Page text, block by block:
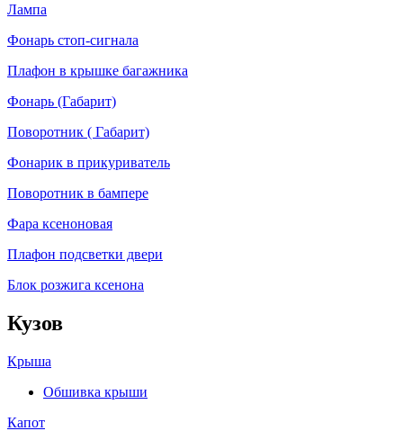
Лампа
Фонарь стоп-сигнала
Плафон в крышке багажника
Фонарь (Габарит)
Поворотник ( Габарит)
Фонарик в прикуриватель
Поворотник в бампере
Фара ксеноновая
Плафон подсветки двери
Блок розжига ксенона
Кузов
Крыша
Обшивка крыши
Капот